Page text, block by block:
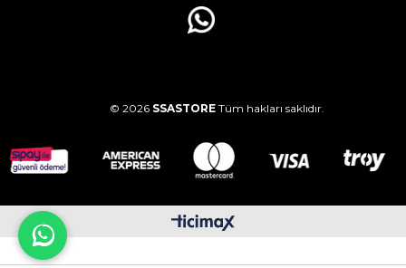
© 2026 SSASTORE Tüm hakları saklıdır.